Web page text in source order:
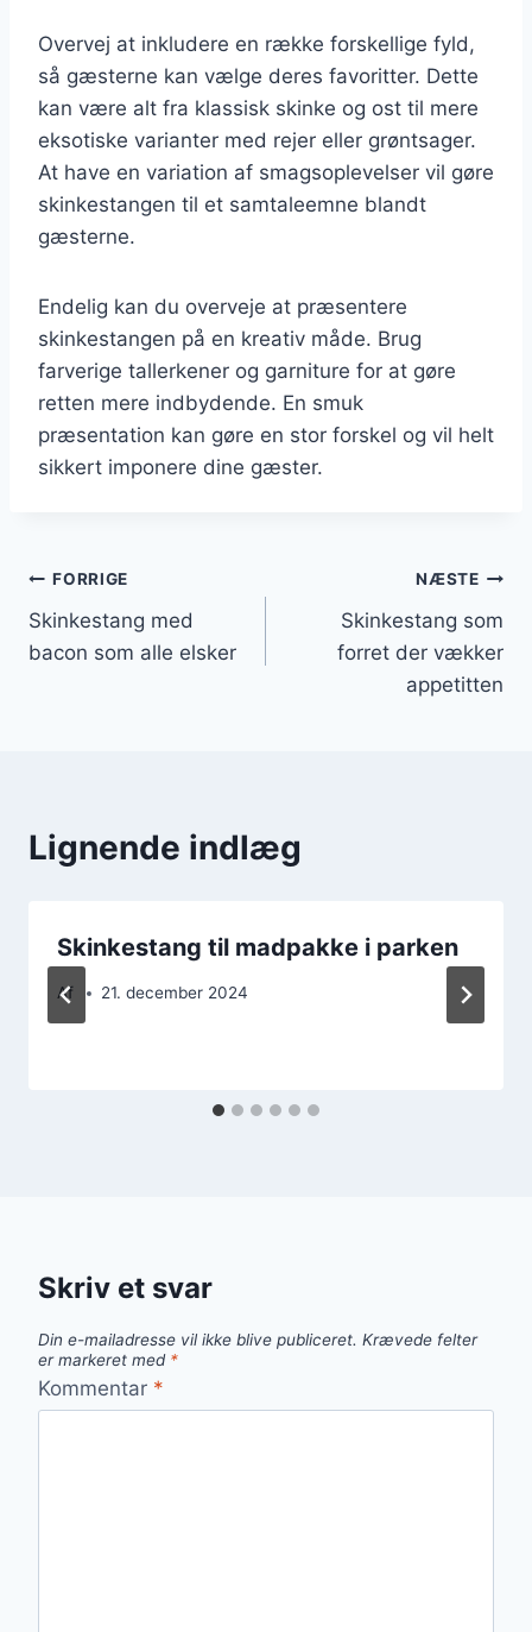
Overvej at inkludere en række forskellige fyld,
så gæsterne kan vælge deres favoritter. Dette
kan være alt fra klassisk skinke og ost til mere
eksotiske varianter med rejer eller grøntsager.
At have en variation af smagsoplevelser vil gøre
skinkestangen til et samtaleemne blandt
gæsterne.
Endelig kan du overveje at præsentere
skinkestangen på en kreativ måde. Brug
farverige tallerkener og garniture for at gøre
retten mere indbydende. En smuk
præsentation kan gøre en stor forskel og vil helt
sikkert imponere dine gæster.
Indlægsnavigation
FORRIGE
Skinkestang med
bacon som alle elsker
NÆSTE
Skinkestang som
forret der vækker
appetitten
Lignende indlæg
Skinkestang til madpakke i parken
Af 21. december 2024
Skriv et svar
Din e-mailadresse vil ikke blive publiceret. Krævede felter
er markeret med *
Kommentar *